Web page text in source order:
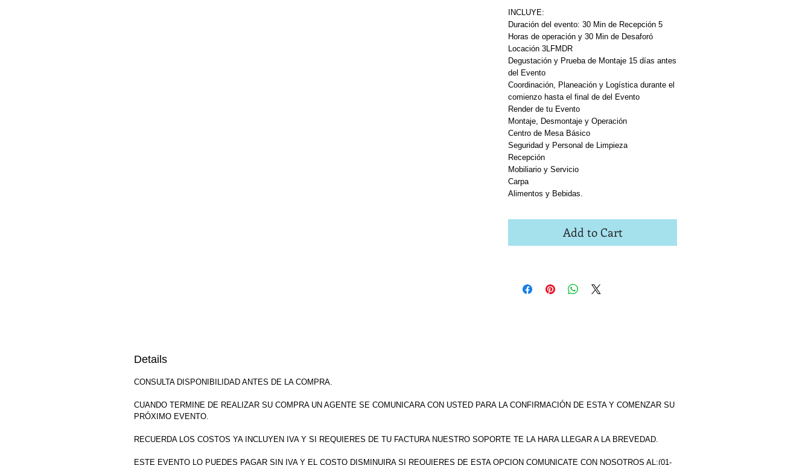
INCLUYE:
Duración del evento: 30 Min de Recepción 5
Horas de operación y 30 Min de Desaforó
Locación 3LFMDR
Degustación y Prueba de Montaje 15 días antes
del Evento
Coordinación, Planeación y Logística durante el
comienzo hasta el final de del Evento
Render de tu Evento
Montaje, Desmontaje y Operación
Centro de Mesa Básico
Seguridad y Personal de Limpieza
Recepción
Mobiliario y Servicio
Carpa
Alimentos y Bebidas.
Add to Cart
Details
CONSULTA DISPONIBILIDAD ANTES DE LA COMPRA.
CUANDO TERMINE DE REALIZAR SU COMPRA UN AGENTE SE COMUNICARA CON USTED PARA LA CONFIRMACIÓN DE ESTA Y COMENZAR SU
PRÓXIMO EVENTO.
RECUERDA LOS COSTOS YA INCLUYEN IVA Y SI REQUIERES DE TU FACTURA NUESTRO SOPORTE TE LA HARA LLEGAR A LA BREVEDAD.
ESTE EVENTO LO PUEDES PAGAR SIN IVA Y EL COSTO DISMINUIRA SI REQUIERES DE ESTA OPCION COMUNICATE CON NOSOTROS AL:(01-